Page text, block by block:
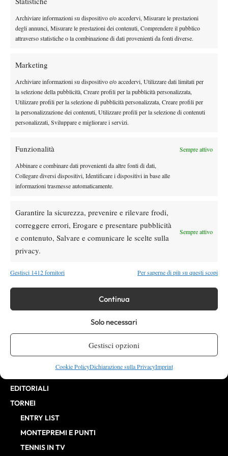
Archiviare informazioni su dispositivo e/o accedervi, Misurare le prestazioni
degli annunci, Misurare le prestazioni dei contenuti, Comprendere il pubblico
attraverso statistiche o la combinazione di dati provenienti da fonti diverse.
Marketing
Archiviare informazioni su dispositivo e/o accedervi, Utilizzare dati limitati per
la selezione della pubblicità, Creare profili per la pubblicità personalizzata,
Utilizzare profili per la selezione di pubblicità personalizzata, Creare profili per
la personalizzazione dei contenuti, Utilizzare profili per la selezione di contenuti
personalizzati, Sviluppare e migliorare i servizi.
Funzionalità Sempre attivo
Abbinare e combinare dati provenienti da altre fonti di dati,
Collegare diversi dispositivi, Identificare i dispositivi in base alle
informazioni trasmesse automaticamente.
Garantire la sicurezza, prevenire e rilevare frodi,
correggere errori, Erogare e presentare pubblicità
e contenuto, Salvare e comunicare le scelte sulla
privacy.
Sempre attivo
Gestisci 1412 fornitori Per saperne di più su questi scopi
Continua
Solo necessari
Gestisci opzioni
Cookie PolicyDichiarazione sulla PrivacyImprint
Instagram
Testata giornalisticaSpazio Tennis
Editore:VIBES MEDIA SRL, P.iva 14250480960
Direttore Responsabile: Alessandro Nizegorodcew
HOME
ENTRY LIST
NEWS
BILLIE JEAN KING CUP
ATP FINALS
EDITORIALI
TORNEI
ENTRY LIST
MONTEPREMI E PUNTI
TENNIS IN TV